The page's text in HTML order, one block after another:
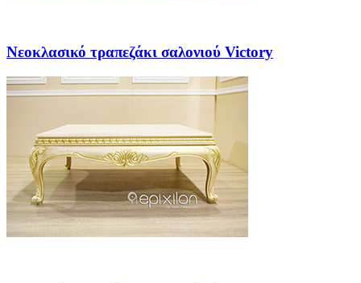
Νεοκλασικό τραπεζάκι σαλονιού Victory